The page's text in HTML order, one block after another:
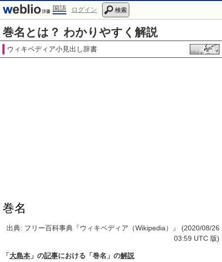
国語 ログイン 検索
巻名とは？ わかりやすく解説
ウィキペディア小見出し辞書
巻名
出典: フリー百科事典『ウィキペディア（Wikipedia）』 (2020/08/26
03:59 UTC 版)
「大島本 」の記事における「巻名」の解説